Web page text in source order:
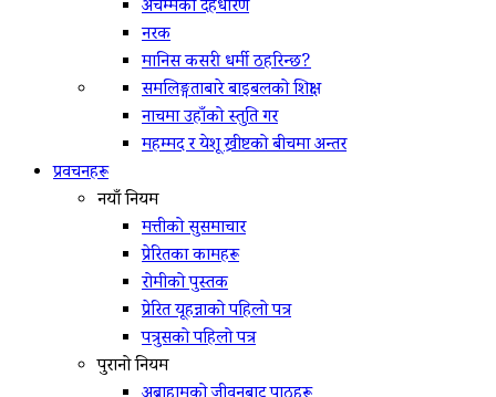
अचम्मको देहधारण
नरक
मानिस कसरी धर्मी ठहरिन्छ?
समलिङ्गताबारे बाइबलको शिक्षा
नाचमा उहाँको स्तुति गर
महम्मद र येशू ख्रीष्टको बीचमा अन्तर
प्रवचनहरू
नयाँ नियम
मत्तीको सुसमाचार
प्रेरितका कामहरू
रोमीको पुस्तक
प्रेरित यूहन्नाको पहिलो पत्र
पत्रुसको पहिलो पत्र
पुरानो नियम